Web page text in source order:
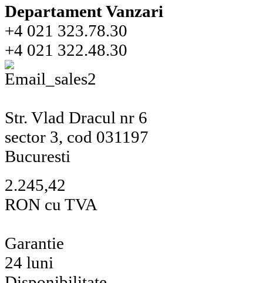
Departament Vanzari
+4 021 323.78.30
+4 021 322.48.30
Str. Vlad Dracul nr 6
sector 3, cod 031197
Bucuresti
2.245,42
RON cu TVA
Garantie
24 luni